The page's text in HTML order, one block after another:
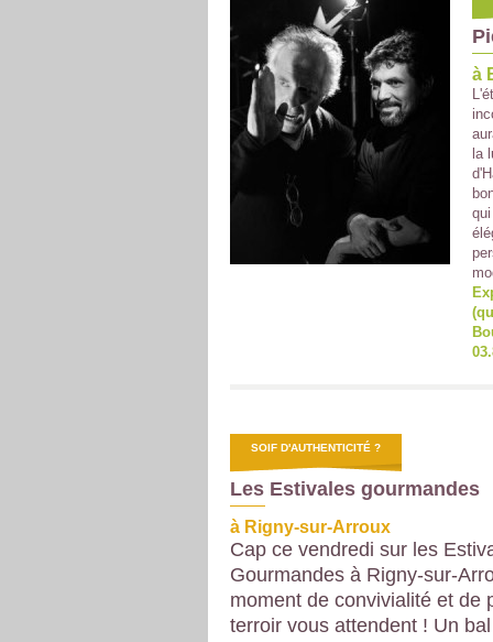
à
la
SOIF D'AUTHENTICITÉ ?
Les Estivales gourmandes
à Rigny-sur-Arroux
Cap ce vendredi sur les
Gourmandes à Rigny-sur-
moment de convivialité et de
terroir vous attendent ! Un